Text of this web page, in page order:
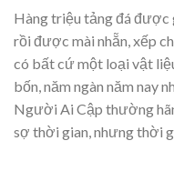
Hàng triệu tảng đá được
rồi được mài nhẵn, xếp
có bất cứ một loại vật
bốn, năm ngàn năm nay
Người Ai Cập thường
sợ thời gian, nhưng thời